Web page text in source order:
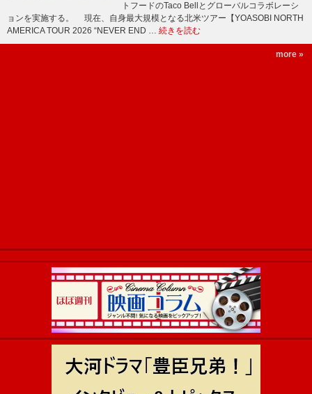
トフードのTaco Bellとグローバルコラボレーシ
ョンを実施する。 現在、自身最大規模となる北米ツアー【YOASOBI NORTH
AMERICA TOUR 2026 “NEVER END … 続きを読む
more »